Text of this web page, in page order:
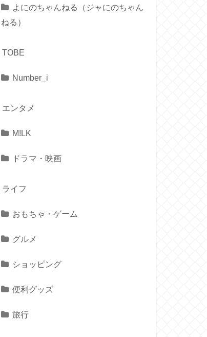
よにのちゃんねる（ジャにのちゃん
ねる）
TOBE
Number_i
エンタメ
M!LK
ドラマ・映画
ライフ
おもちゃ・ゲーム
グルメ
ショッピング
便利グッズ
旅行